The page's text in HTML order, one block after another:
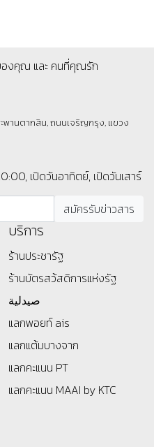
องคุณ และ คนที่คุณรัก
พานตากสิน, ถนนเจริญกรุง, แขวง
เปิดวันอาทิตย์, เปิดวันเสาร์
บริการ
ร้านประชารัฐ
ร้านบัตรสว้สดิการแห่งรัฐ
صيدلية
แลกพอยท์ ais
แลกแต้มบางจาก
แลกคะแนน PT
แลกคะแนน MAAI by KTC